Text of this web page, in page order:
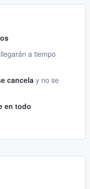
a tiempo
cancela y no se
en todo